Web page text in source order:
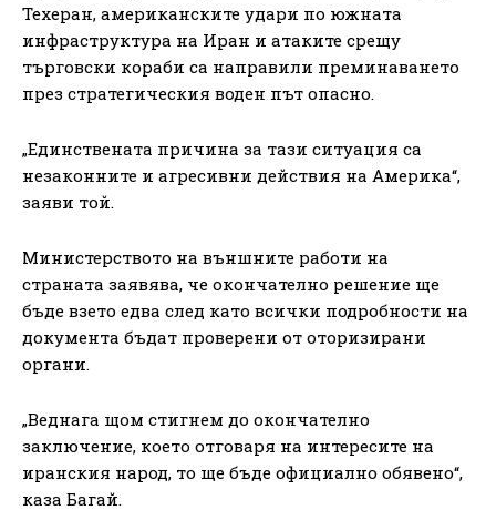
Техеран, американските удари по южната
инфраструктура на Иран и атаките срещу
търговски кораби са направили преминаването
през стратегическия воден път опасно.
„Единствената причина за тази ситуация са
незаконните и агресивни действия на Америка“,
заяви той.
Министерството на външните работи на
страната заявява, че окончателно решение ще
бъде взето едва след като всички подробности на
документа бъдат проверени от оторизирани
органи.
„Веднага щом стигнем до окончателно
заключение, което отговаря на интересите на
иранския народ, то ще бъде официално обявено“,
каза Багай.